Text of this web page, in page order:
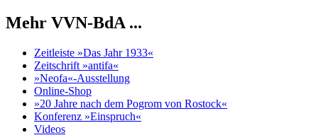
Mehr VVN-BdA ...
Zeitleiste »Das Jahr 1933«
Zeitschrift »antifa«
»Neofa«-Ausstellung
Online-Shop
»20 Jahre nach dem Pogrom von Rostock«
Konferenz »Einspruch«
Videos